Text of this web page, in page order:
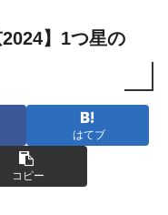
2024】1つ星の
はてブ
コピー